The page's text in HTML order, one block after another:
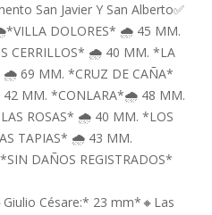
San Javier Y San Alberto✅
DOLORES* 🌧️ 45 MM.
CERRILLOS* 🌧️ 40 MM. *LA
69 MM. *CRUZ DE CAÑA*
MM. *CONLARA*🌧️ 48 MM.
ROSAS* 🌧️ 40 MM. *LOS
TAPIAS* 🌧️ 43 MM.
DAÑOS REGISTRADOS*
Césare:* 23 mm*🔸Las